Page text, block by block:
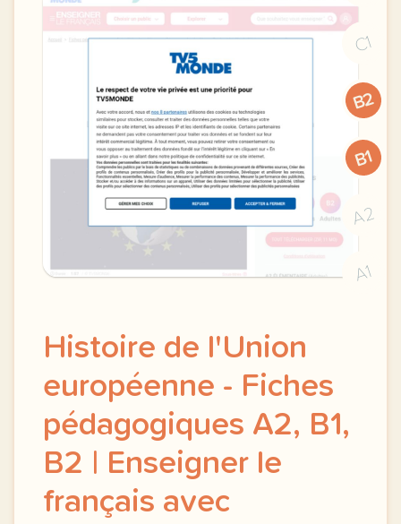
C1
B2
B1
A2
A1
Histoire de l'Union
européenne - Fiches
pédagogiques A2, B1,
B2 | Enseigner le
français avec